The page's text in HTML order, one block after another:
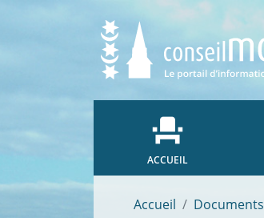
event_seat
ACCUEIL
Accueil Documents